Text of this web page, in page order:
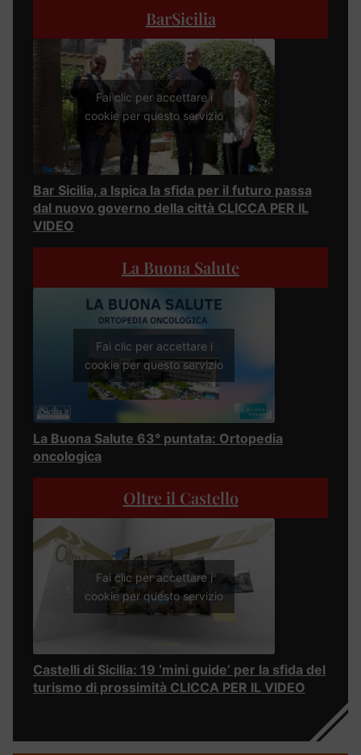
BarSicilia
Fai clic per accettare i
cookie per questo servizio
Bar Sicilia, a Ispica la sfida per il futuro passa
dal nuovo governo della città CLICCA PER IL
VIDEO
La Buona Salute
Fai clic per accettare i
cookie per questo servizio
La Buona Salute 63° puntata: Ortopedia
oncologica
Oltre il Castello
Fai clic per accettare i
cookie per questo servizio
Castelli di Sicilia: 19 ‘mini guide’ per la sfida del
turismo di prossimità CLICCA PER IL VIDEO